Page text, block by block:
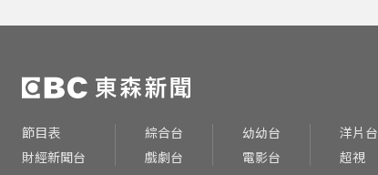
節目表
財經新聞台
綜合台
戲劇台
幼幼台
電影台
洋片台
超視